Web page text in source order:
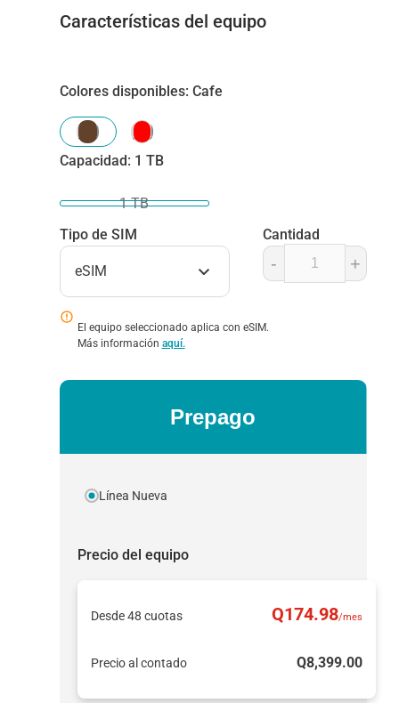
Características del equipo
Colores disponibles: Cafe
Capacidad: 1 TB
1 TB
Tipo de SIM
eSIM
Cantidad
- +
El equipo seleccionado aplica con eSIM.
Más información aquí.
Prepago
Línea Nueva
Precio del equipo
Desde 48 cuotas Q174.98/mes
Precio al contado Q8,399.00